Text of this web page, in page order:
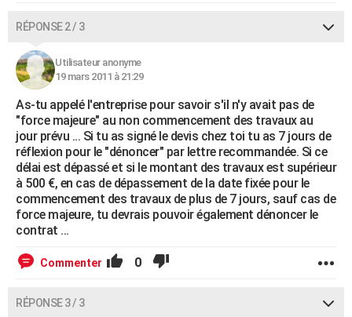
RÉPONSE 2 / 3
Utilisateur anonyme
19 mars 2011 à 21:29
As-tu appelé l'entreprise pour savoir s'il n'y avait pas de
"force majeure" au non commencement des travaux au
jour prévu ... Si tu as signé le devis chez toi tu as 7 jours de
réflexion pour le "dénoncer" par lettre recommandée. Si ce
délai est dépassé et si le montant des travaux est supérieur
à 500 €, en cas de dépassement de la date fixée pour le
commencement des travaux de plus de 7 jours, sauf cas de
force majeure, tu devrais pouvoir également dénoncer le
contrat ...
Commenter 0
RÉPONSE 3 / 3